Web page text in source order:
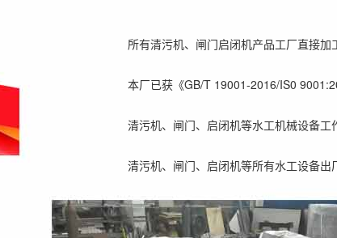
所有清污机、闸门启闭机产品工厂直接加
本厂已获《GB/T 19001-2016/IS0
清污机、闸门、启闭机等水工机械设备工
清污机、闸门、启闭机等所有水工设备出